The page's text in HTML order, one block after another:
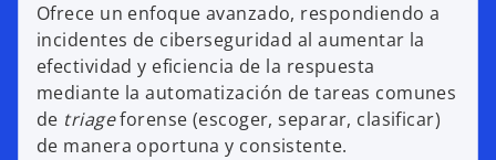
Ofrece un enfoque avanzado, respondiendo a
incidentes de ciberseguridad al aumentar la
efectividad y eficiencia de la respuesta
mediante la automatización de tareas comunes
de triageforense (escoger, separar, clasificar)
de manera oportuna y consistente.